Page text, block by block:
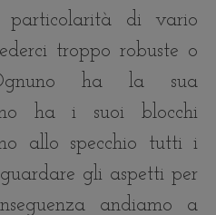
di vario
troppo robuste o
ha la sua
ha i suoi blocchi
allo specchio tutti i
gli aspetti per
andiamo a